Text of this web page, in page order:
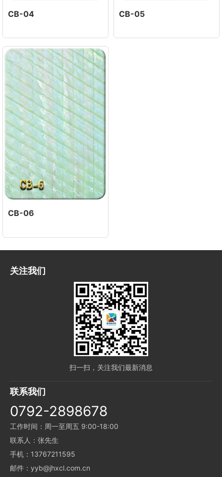
CB-04 CB-05
CB-06
关注我们
扫一扫，关注我们最新消息
联系我们
0792-2898678
工作时间：周一至周五 9:00-18:00
联系人：张先生
手机：13767211595
邮件：yyb@jhxcl.com.cn